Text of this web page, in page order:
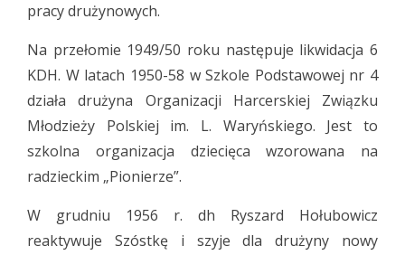
pracy drużynowych.
Na przełomie 1949/50 roku następuje likwidacja 6
KDH. W latach 1950-58 w Szkole Podstawowej nr 4
działa drużyna Organizacji Harcerskiej Związku
Młodzieży Polskiej im. L. Waryńskiego. Jest to
szkolna organizacja dziecięca wzorowana na
radzieckim „Pionierze”.
W grudniu 1956 r. dh Ryszard Hołubowicz
reaktywuje Szóstkę i szyje dla drużyny nowy